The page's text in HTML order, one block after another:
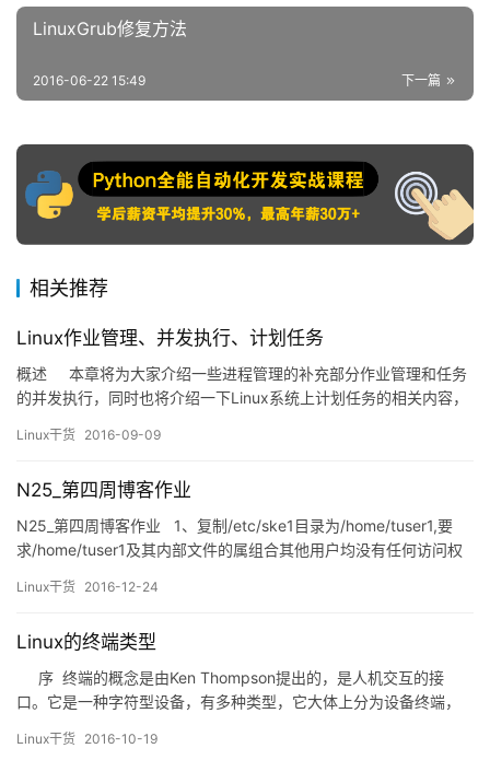
LinuxGrub修复方法
下一篇
2016-06-22 15:49
相关推荐
Linux作业管理、并发执行、计划任务
概述 本章将为大家介绍一些进程管理的补充部分作业管理和任务
的并发执行，同时也将介绍一下Linux系统上计划任务的相关内容，
Linux干货 2016-09-09
N25_第四周博客作业
N25_第四周博客作业 1、复制/etc/ske1目录为/home/tuser1,要
求/home/tuser1及其内部文件的属组合其他用户均没有任何访问权
Linux干货 2016-12-24
Linux的终端类型
序 终端的概念是由Ken Thompson提出的，是人机交互的接
口。它是一种字符型设备，有多种类型，它大体上分为设备终端，
终端 设备终端就是显而易见的外在设备，比如键盘、鼠标和显示器
Linux干货 2016-10-19